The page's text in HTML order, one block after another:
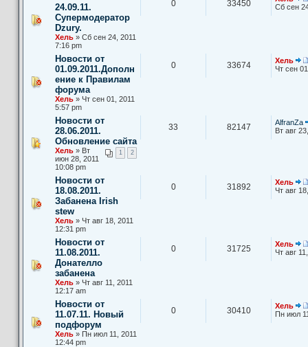
24.09.11.
Супермодератор
Dzury.
Хель » Сб сен 24, 2011
7:16 pm
0 33450
Сб сен
Новости от
01.09.2011.Дополн
ение к Правилам
форума
Хель » Чт сен 01, 2011
5:57 pm
0 33674
Хель
Чт сен
Новости от
28.06.2011.
Обновление сайта
1 2
Хель » Вт
июн 28, 2011
10:08 pm
33 82147
AlfranZa
Вт авг
Новости от
18.08.2011.
Забанена Irish
stew
Хель » Чт авг 18, 2011
12:31 pm
0 31892
Хель
Чт авг
Новости от
11.08.2011.
Донателло
забанена
Хель » Чт авг 11, 2011
12:17 am
0 31725
Хель
Чт авг
Новости от
11.07.11. Новый
подфорум
Хель » Пн июл 11, 2011
12:44 pm
0 30410
Хель
Пн июл